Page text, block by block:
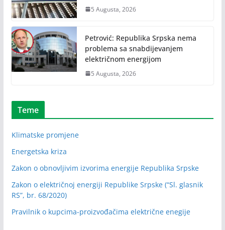
5 Augusta, 2026
Petrović: Republika Srpska nema
problema sa snabdijevanjem
električnom energijom
5 Augusta, 2026
Teme
Klimatske promjene
Energetska kriza
Zakon o obnovljivim izvorima energije Republika Srpske
Zakon o električnoj energiji Republike Srpske (“Sl. glasnik
RS”, br. 68/2020)
Pravilnik o kupcima-proizvođačima električne enegije